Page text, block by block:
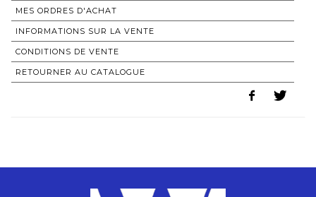
MES ORDRES D'ACHAT
INFORMATIONS SUR LA VENTE
CONDITIONS DE VENTE
RETOURNER AU CATALOGUE